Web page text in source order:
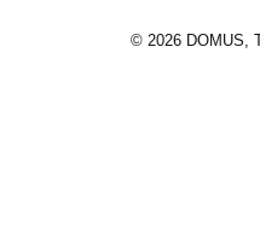
© 2026 DOMUS,